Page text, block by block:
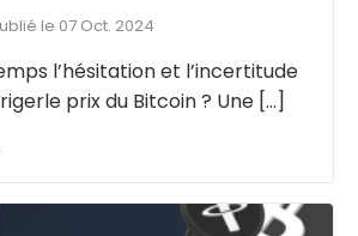
le 07 Oct. 2024
l’hésitation et l’incertitude
prix du Bitcoin ? Une [...]